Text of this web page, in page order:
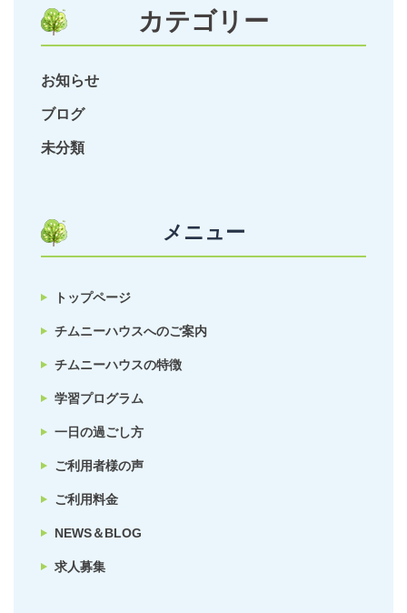
カテゴリー
お知らせ
ブログ
未分類
メニュー
トップページ
チムニーハウスへのご案内
チムニーハウスの特徴
学習プログラム
一日の過ごし方
ご利用者様の声
ご利用料金
NEWS＆BLOG
求人募集